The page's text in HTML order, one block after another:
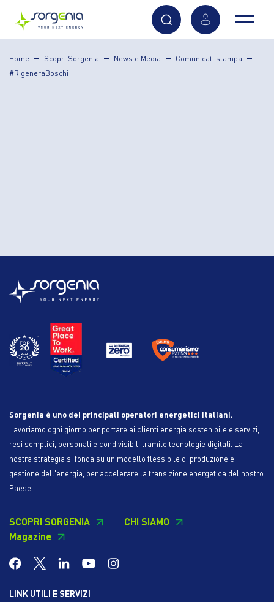
contenuto
Home Scopri Sorgenia News e Media
Comunicati stampa
#RigeneraBoschi
Sorgenia è uno dei principali operatori energetici italiani.
Lavoriamo ogni giorno per portare ai clienti energia sostenibile e servizi,
resi semplici, personali e condivisibili tramite tecnologie digitali. La
nostra strategia si fonda su un modello flessibile di produzione e
gestione dell'energia, per accelerare la transizione energetica del nostro
Paese.
SCOPRI SORGENIA
CHI SIAMO
Magazine
LINK UTILI E SERVIZI